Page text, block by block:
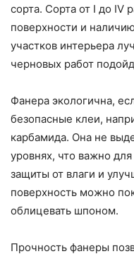
сорта. Сорта от I до IV
поверхности и
участков интерьера
черновых работ
Фанера экологична,
безопасные клеи,
карбамида. Она не
уровнях, что важно
защиты от влаги и
поверхность можно
облицевать шпоном.
Прочность фанеры